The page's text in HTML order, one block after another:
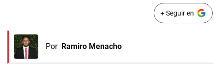
+ Seguir en
Por Ramiro Menacho